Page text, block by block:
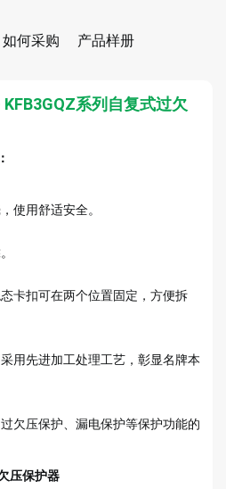
如何采购 产品样册
系列自复式过欠
使用舒适安全。
卡扣可在两个位置固定，方便拆
用先进加工处理工艺，彰显名牌本
欠压保护、漏电保护等保护功能的
压保护器